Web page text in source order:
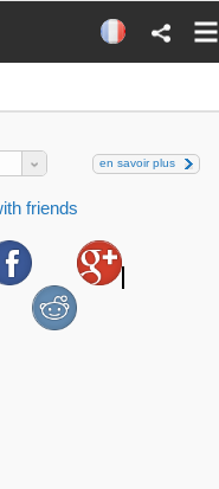
en savoir plus
friends